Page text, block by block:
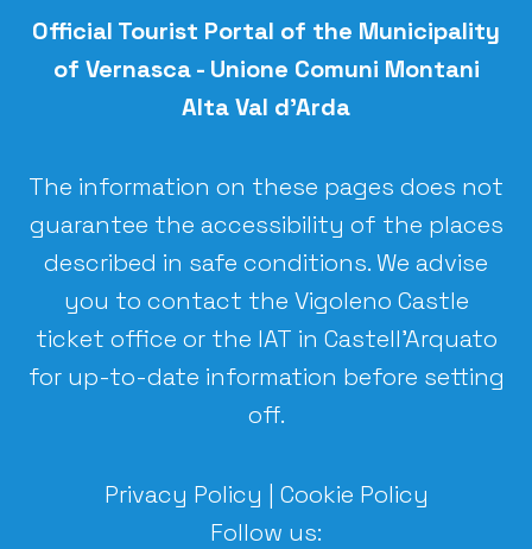
Official Tourist Portal of the Municipality
of Vernasca - Unione Comuni Montani
Alta Val d’Arda
The information on these pages does not
guarantee the accessibility of the places
described in safe conditions. We advise
you to contact the Vigoleno Castle
ticket office or the IAT in Castell’Arquato
for up-to-date information before setting
off.
Privacy Policy | Cookie Policy
Follow us: